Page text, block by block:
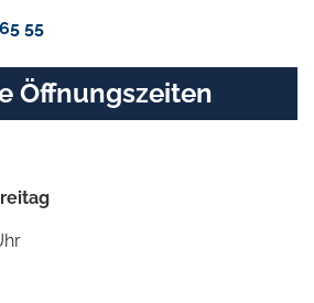
55
Öffnungszeiten